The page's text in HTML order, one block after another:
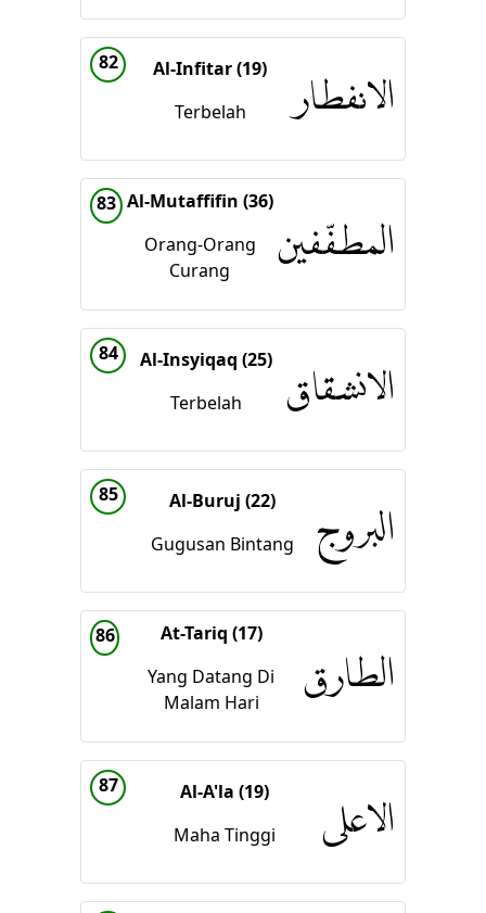
82
Al-Infitar (19)
Terbelah
الانفطار
83 Al-Mutaffifin (36)
Orang-Orang
Curang
المطفّفين
84
Al-Insyiqaq (25)
Terbelah
الانشقاق
85
Al-Buruj (22)
Gugusan Bintang
البروج
86
At-Tariq (17)
Yang Datang Di
Malam Hari
الطارق
87
Al-A'la (19)
Maha Tinggi
الاعلى